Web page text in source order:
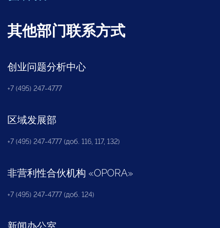
其他部门联系方式
创业问题分析中心
+7 (495) 247-4777
区域发展部
+7 (495) 247-4777 (доб. 116, 117, 132)
非营利性合伙机构 «OPORA»
+7 (495) 247-4777 (доб. 124)